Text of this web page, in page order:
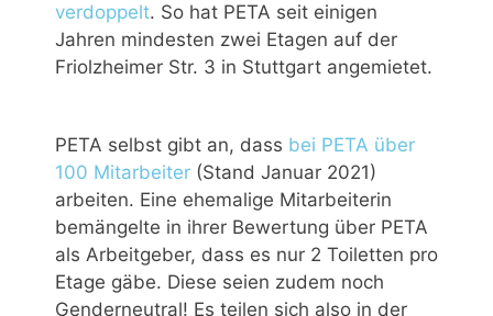
verdoppelt. So hat PETA seit einigen
Jahren mindesten zwei Etagen auf der
Friolzheimer Str. 3 in Stuttgart angemietet.
PETA selbst gibt an, dass bei PETA über
100 Mitarbeiter (Stand Januar 2021)
arbeiten. Eine ehemalige Mitarbeiterin
bemängelte in ihrer Bewertung über PETA
als Arbeitgeber, dass es nur 2 Toiletten pro
Etage gäbe. Diese seien zudem noch
Genderneutral! Es teilen sich also in der